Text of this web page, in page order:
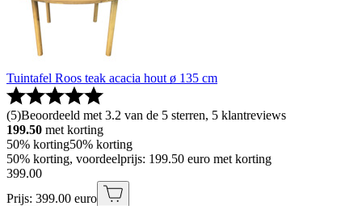
Tuintafel Roos teak acacia hout ø 135 cm
(5)Beoordeeld met 3.2 van de 5 sterren, 5 klantreviews
199.50 met korting
50% korting50% korting
50% korting, voordeelprijs: 199.50 euro met korting
399.00
Prijs: 399.00 euro